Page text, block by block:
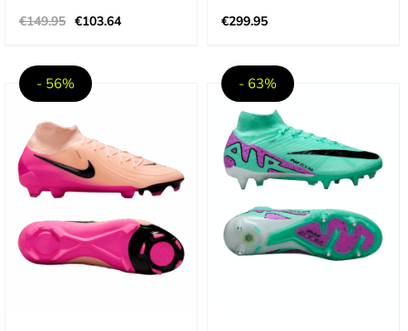
€149.95 Ursprünglicher
€149.95
€103.64Aktueller €299.95
- 56% - 63%